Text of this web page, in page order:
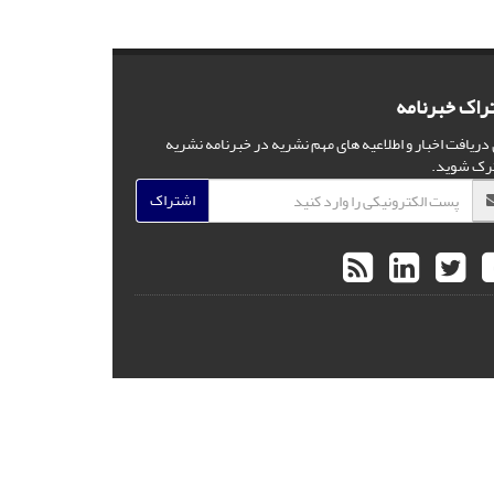
خبرنامه
دریافت اخبار و اطلاعیه های مهم نشریه در خبرنامه نشریه
شوید.
اشتراک